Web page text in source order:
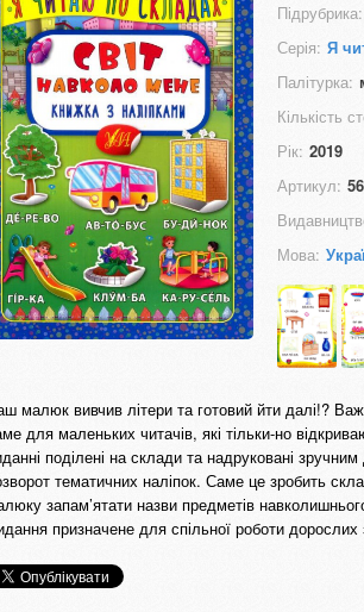
Підрубрика:
Серія: Я
Палітурка:
Кількість
Рік: 2019
Артикул:
Мова:
малюк вивчив літери та готовий йти далі!?
для маленьких читачів, які тільки-но
поділені на склади та надруковані
тематичних наліпок. Саме це зробить
запам’ятати назви предметів
призначене для спільної роботи дорослих